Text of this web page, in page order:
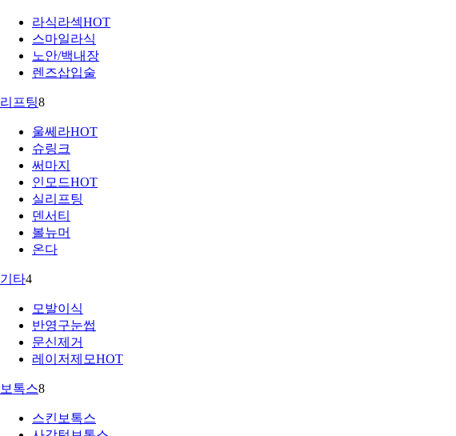
라식라섹HOT
스마일라식
노안/백내장
렌즈삽입술
리프팅8
울쎄라HOT
슈링크
써마지
인모드HOT
실리프팅
덴서티
볼뉴머
온다
기타4
모발이식
반영구눈썹
문신제거
레이저제모HOT
보톡스8
스킨보톡스